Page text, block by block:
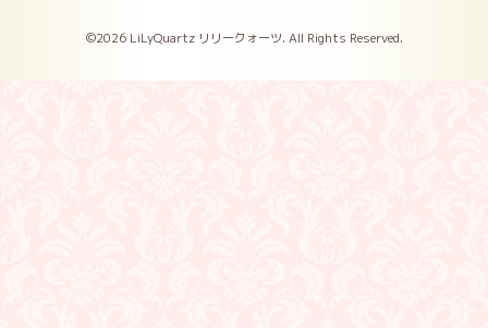
©2026 LiLyQuartz リリークォーツ. All Rights Reserved.